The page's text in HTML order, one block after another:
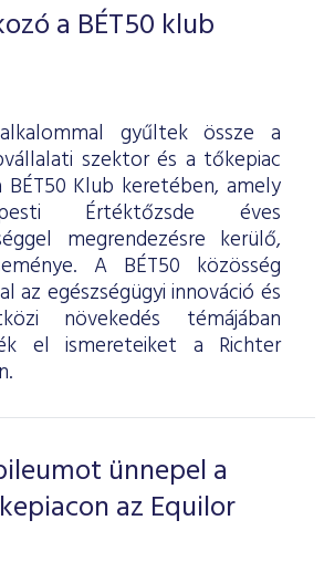
a BÉT50 klub
gyűltek össze a
szektor és a tőkepiac
BÉT50 Klub keretében, amely
Értéktőzsde éves
megrendezésre kerülő,
A BÉT50 közösség
az egészségügyi innováció és
növekedés témájában
el ismereteiket a Richter
ünnepel a
az Equilor